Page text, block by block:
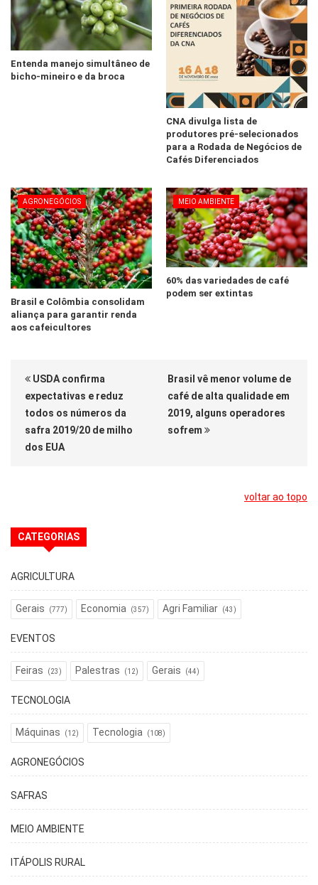
Entenda manejo simultâneo de
bicho-mineiro e da broca
CNA divulga lista de
produtores pré-selecionados
para a Rodada de Negócios de
Cafés Diferenciados
AGRONEGÓCIOS
Brasil e Colômbia consolidam
aliança para garantir renda
aos cafeicultores
MEIO AMBIENTE
60% das variedades de café
podem ser extintas
USDA confirma
expectativas e reduz
todos os números da
safra 2019/20 de milho
dos EUA
Brasil vê menor volume de
café de alta qualidade em
2019, alguns operadores
sofrem
voltar ao topo
CATEGORIAS
AGRICULTURA
Gerais (777) Economia (357) Agri Familiar (43)
EVENTOS
Feiras (23) Palestras (12) Gerais (44)
TECNOLOGIA
Máquinas (12) Tecnologia (108)
AGRONEGÓCIOS
SAFRAS
MEIO AMBIENTE
ITÁPOLIS RURAL